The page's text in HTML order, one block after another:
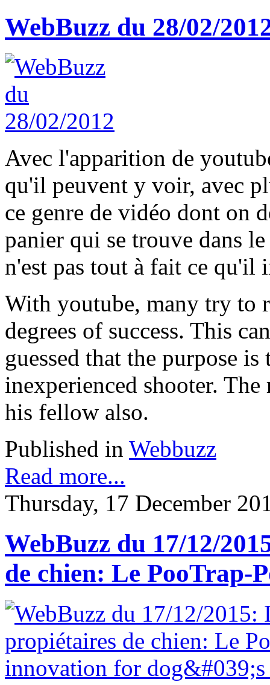
WebBuzz du 28/02/
Avec l'apparition de
qu'il peuvent y voir, avec
ce genre de vidéo dont on
panier qui se trouve dans
n'est pas tout à fait ce qu'il
With youtube, many try to
degrees of success. This
guessed that the purpose
inexperienced shooter.
his fellow also.
Published in Webbuzz
Read more...
Thursday, 17 December
WebBuzz du 17/12/
de chien: Le PooTrap-